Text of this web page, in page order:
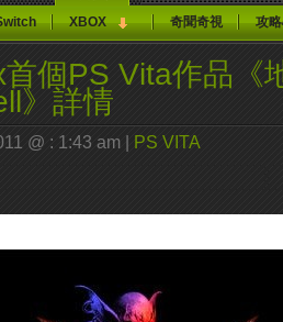
XBOX 奇聞奇視 攻
個PS Vita作品《
》詳情
@ : 1:43 am | PS VITA